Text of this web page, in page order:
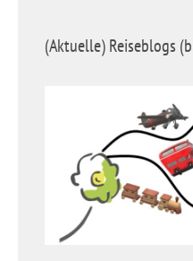
(Aktuelle) Reiseblogs